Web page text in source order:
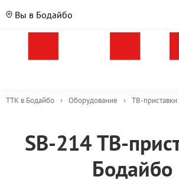
Вы в Бодайбо
ТТК в Бодайбо › Оборудование › ТВ-приставки
SB-214 ТВ-
Бодайбо
Описание
модели